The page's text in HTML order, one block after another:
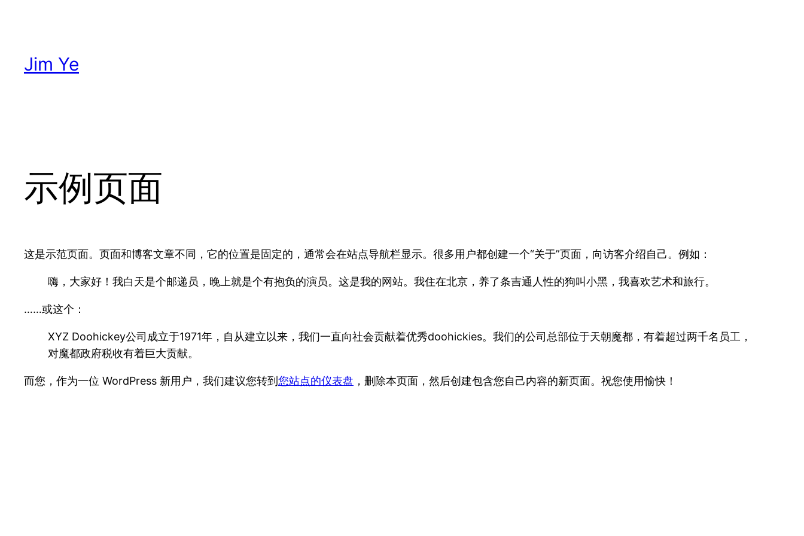
Jim Ye
示例页面
这是示范页面。页面和博客文章不同，它的位置是固定的，通常会在站点导航栏显示。很多用户都创建一个“关于”页面，向访客介绍自己。例如：
嗨，大家好！我白天是个邮递员，晚上就是个有抱负的演员。这是我的网站。我住在北京，养了条吉通人性的狗叫小黑，我喜欢艺术和旅行。
……或这个：
XYZ Doohickey公司成立于1971年，自从建立以来，我们一直向社会贡献着优秀doohickies。我们的公司总部位于天朝魔都，有着超过两千名员工，
对魔都政府税收有着巨大贡献。
而您，作为一位 WordPress 新用户，我们建议您转到 您站点的仪表盘 ，删除本页面，然后创建包含您自己内容的新页面。祝您使用愉快！